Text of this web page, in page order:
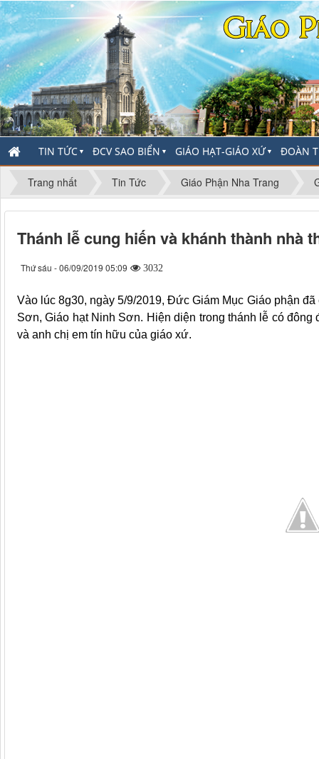
TIN TỨC ▼ ĐCV SAO BIỂN ▼ GIÁO HẠT-GIÁO XỨ▼ ĐOÀN
Trang nhất Tin Tức Giáo Phận Nha Trang
Thánh lễ cung hiến và khánh thành nhà
Thứ sáu - 06/09/2019 05:09 3032
Vào lúc 8g30, ngày 5/9/2019, Đức Giám Mục Giáo phận
Sơn, Giáo hạt Ninh Sơn. Hiện diện trong thánh lễ có
và anh chị em tín hữu của giáo xứ.